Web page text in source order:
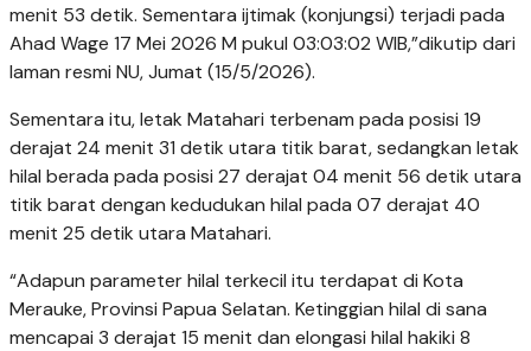
menit 53 detik. Sementara ijtimak (konjungsi) terjadi pada
Ahad Wage 17 Mei 2026 M pukul 03:03:02 WIB,”dikutip dari
laman resmi NU, Jumat (15/5/2026).
Sementara itu, letak Matahari terbenam pada posisi 19
derajat 24 menit 31 detik utara titik barat, sedangkan letak
hilal berada pada posisi 27 derajat 04 menit 56 detik utara
titik barat dengan kedudukan hilal pada 07 derajat 40
menit 25 detik utara Matahari.
“Adapun parameter hilal terkecil itu terdapat di Kota
Merauke, Provinsi Papua Selatan. Ketinggian hilal di sana
mencapai 3 derajat 15 menit dan elongasi hilal hakiki 8